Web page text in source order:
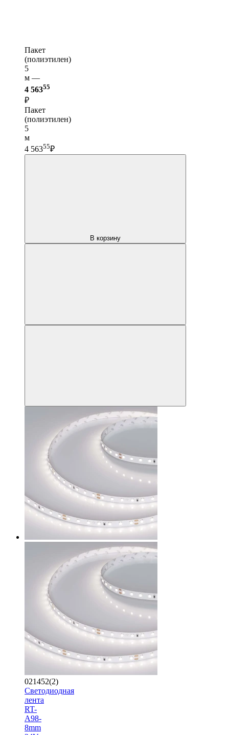
Пакет
(полиэтилен)
5
м —
4 56355
₽
Пакет
(полиэтилен)
5
м
4 56355₽
В корзину
021452(2)
Светодиодная
лента
RT-
A98-
8mm